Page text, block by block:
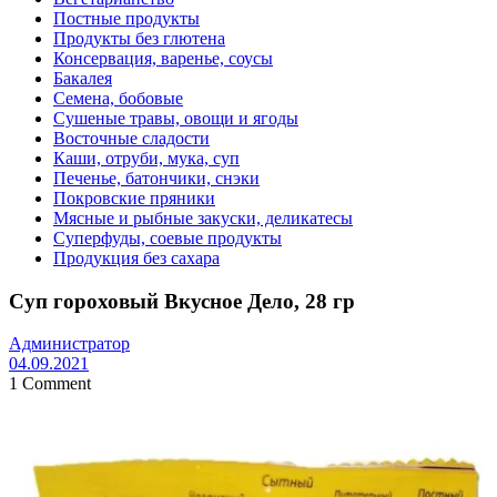
Постные продукты
Продукты без глютена
Консервация, варенье, соусы
Бакалея
Семена, бобовые
Сушеные травы, овощи и ягоды
Восточные сладости
Каши, отруби, мука, суп
Печенье, батончики, снэки
Покровские пряники
Мясные и рыбные закуски, деликатесы
Суперфуды, соевые продукты
Продукция без сахара
Суп гороховый Вкусное Дело, 28 гр
Администратор
04.09.2021
1 Comment